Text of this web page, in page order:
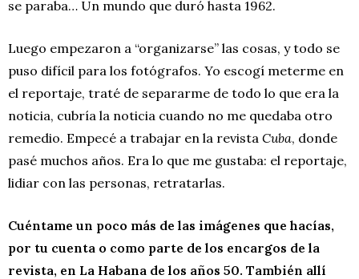
se paraba… Un mundo que duró hasta 1962.
Luego empezaron a “organizarse” las cosas, y todo se
puso difícil para los fotógrafos. Yo escogí meterme en
el reportaje, traté de separarme de todo lo que era la
noticia, cubría la noticia cuando no me quedaba otro
remedio. Empecé a trabajar en la revista Cuba, donde
pasé muchos años. Era lo que me gustaba: el reportaje,
lidiar con las personas, retratarlas.
Cuéntame un poco más de las imágenes que hacías,
por tu cuenta o como parte de los encargos de la
revista, en La Habana de los años 50. También allí